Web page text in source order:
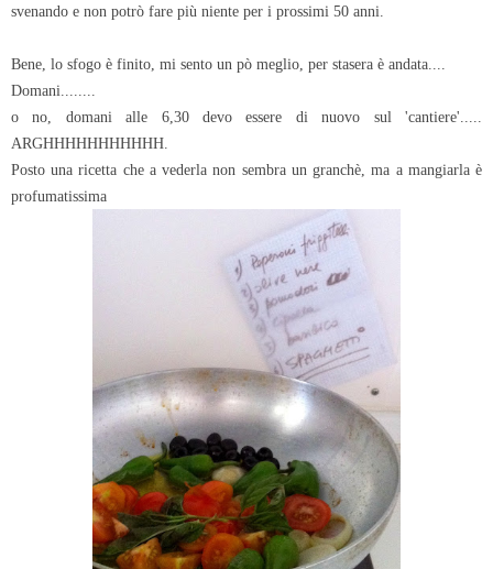
svenando e non potrò fare più niente per i prossimi 50 anni.
Bene, lo sfogo è finito, mi sento un pò meglio, per stasera è andata....
Domani........
o no, domani alle 6,30 devo essere di nuovo sul 'cantiere'.....
ARGHHHHHHHHHHH.
Posto una ricetta che a vederla non sembra un granchè, ma a mangiarla è
profumatissima